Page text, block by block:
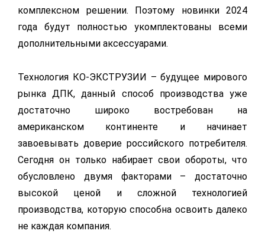
комплексном решении. Поэтому новинки 2024
года будут полностью укомплектованы всеми
дополнительными аксессуарами.
Технология КО-ЭКСТРУЗИИ – будущее мирового
рынка ДПК, данный способ производства уже
достаточно широко востребован на
американском континенте и начинает
завоевывать доверие российского потребителя.
Сегодня он только набирает свои обороты, что
обусловлено двумя факторами – достаточно
высокой ценой и сложной технологией
производства, которую способна освоить далеко
не каждая компания.